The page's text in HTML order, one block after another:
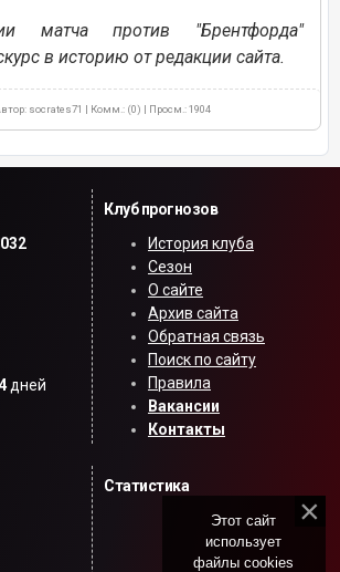
матча против "Брентфорда"
в историю от редакции сайта.
socrates71 | Комм.: (0) | Просм.: 1904
дней
Клуб прогнозов
История клуба
Сезон
О сайте
Архив сайта
Обратная связь
Поиск по сайту
Правила
Вакансии
Контакты
Статистика
Этот сайт
использует
файлы cookies